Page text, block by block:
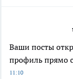
Ваши посты
профиль прямо
11:10